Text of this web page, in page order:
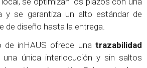
y se garantiza un alto estándar de
de diseño hasta la entrega.
de inHAUS ofrece una trazabilidad
una única interlocución y sin saltos